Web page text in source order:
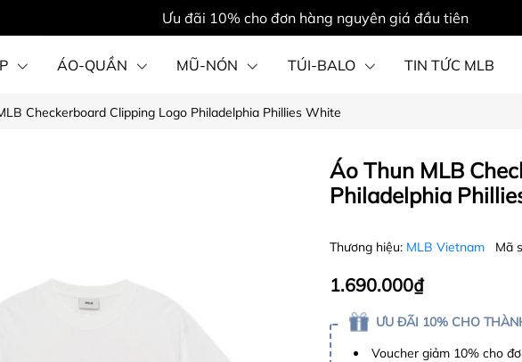
Ưu đãi 10% cho đơn hàng nguyên giá đầu tiên
ÁO-QUẦN MŨ-NÓN TÚI-BALO TIN TỨC MLB
PHỤ KIỆN
Checkerboard Clipping Logo Philadelphia Phillies White
Áo Thun MLB
Philadelphia
Thương hiệu: MLB Vietnam Mã
1.690.000₫
ƯU ĐÃI 10% CHO
Voucher giảm 10% cho